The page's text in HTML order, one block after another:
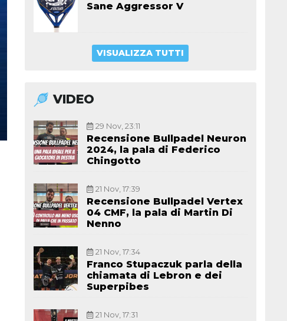
Sane Aggressor V
VISUALIZZA TUTTI
VIDEO
29 Nov, 23:11
Recensione Bullpadel Neuron
2024, la pala di Federico
Chingotto
21 Nov, 17:39
Recensione Bullpadel Vertex
04 CMF, la pala di Martin Di
Nenno
21 Nov, 17:34
Franco Stupaczuk parla della
chiamata di Lebron e dei
Superpibes
21 Nov, 17:31